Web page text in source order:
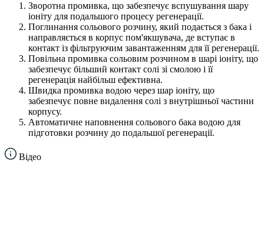
Зворотна промивка, що забезпечує вспушування шару
іоніту для подальшого процесу регенерації.
Поглинання сольового розчину, який подається з бака і
направляється в корпус пом'якшувача, де вступає в
контакт із фільтруючим завантаженням для її регенерації.
Повільна промивка сольовим розчином в шарі іоніту, що
забезпечує більший контакт солі зі смолою і її
регенерація найбільш ефективна.
Швидка промивка водою через шар іоніту, що
забезпечує повне видалення солі з внутрішньої частини
корпусу.
Автоматичне наповнення сольового бака водою для
підготовки розчину до подальшої регенерації.
Відео